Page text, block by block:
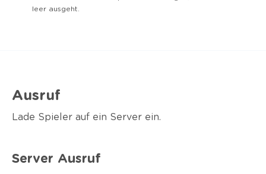
leer ausgeht.
Ausruf
Lade Spieler auf ein Server ein.
Server Ausruf